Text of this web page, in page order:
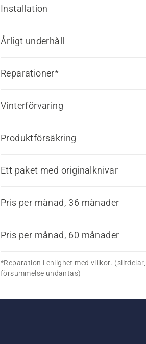
Installation
Årligt underhåll
Reparationer*
Vinterförvaring
Produktförsäkring
Ett paket med originalknivar
Pris per månad, 36 månader
Pris per månad, 60 månader
*Reparation i enlighet med villkor.
försummelse undantas)